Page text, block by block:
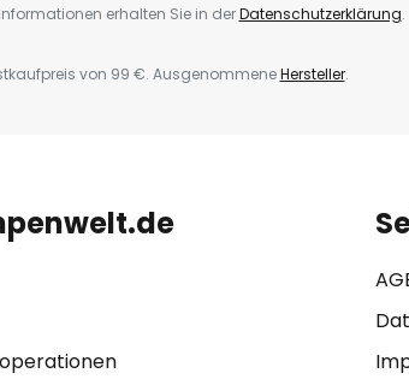
erhalten Sie in derDatenschutzerklärung.
von 99 €. AusgenommeneHersteller.